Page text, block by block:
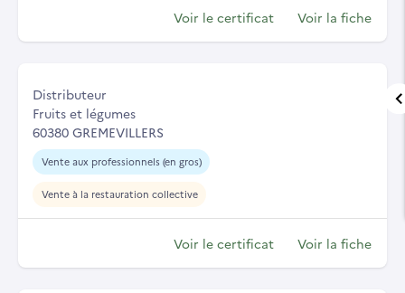
Voir le certificat Voir la fiche
Distributeur
Fruits et légumes
60380 GREMEVILLERS
Vente aux professionnels (en gros)
Vente à la restauration collective
Voir le certificat Voir la fiche